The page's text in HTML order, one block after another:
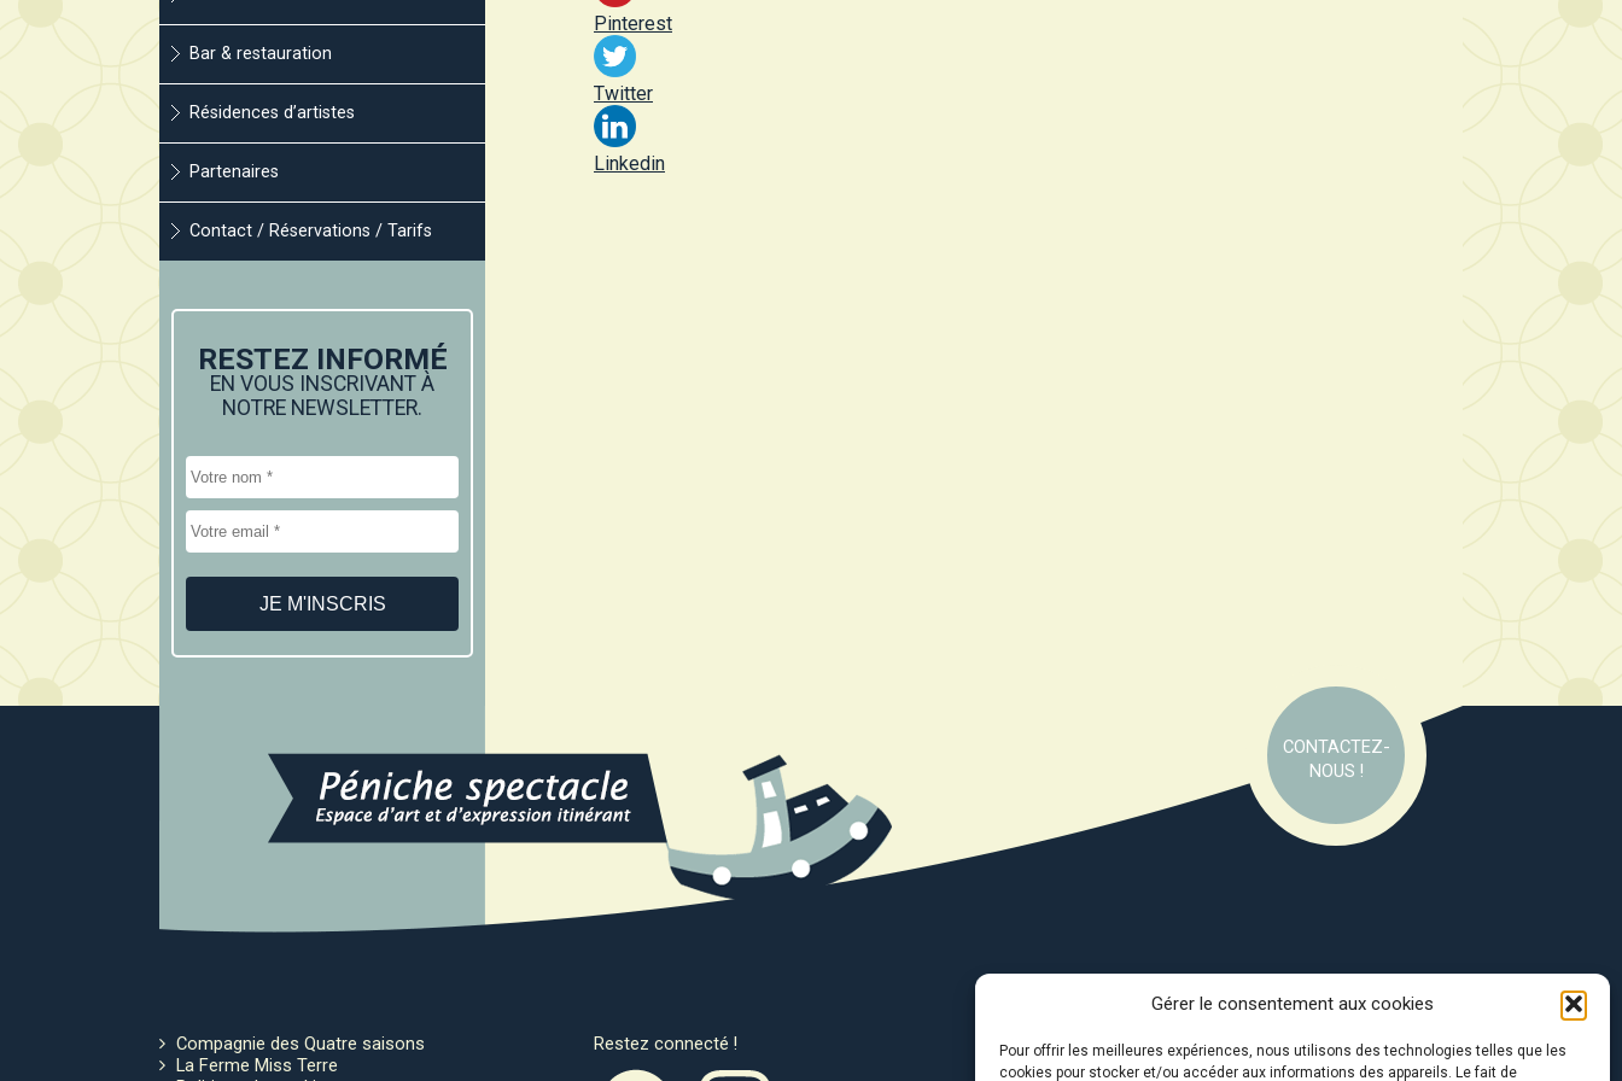
Gérer le consentement aux cookies
Pour offrir les meilleures expériences, nous utilisons des technologies telles que les
cookies pour stocker et/ou accéder aux informations des appareils. Le fait de
Bar & restauration
Résidences d’artistes
Partenaires
Contact / Réservations / Tarifs
RESTEZ INFORMÉ
EN VOUS INSCRIVANT À
NOTRE NEWSLETTER.
Pinterest
Twitter
Linkedin
CONTACTEZ-
NOUS !
Compagnie des Quatre saisons
La Ferme Miss Terre
Restez connecté ! Avec le soutien de :